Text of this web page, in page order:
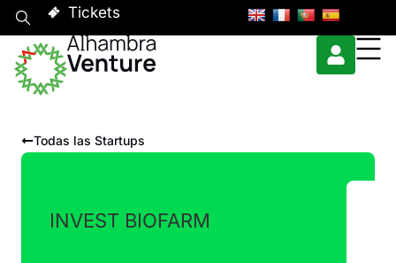
Tickets
Todas las Startups
INVEST BIOFARM